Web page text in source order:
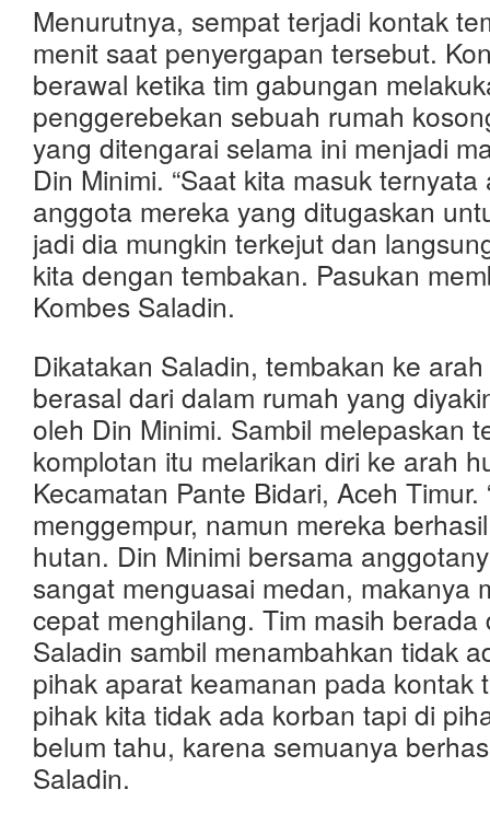
Menurutnya, sempat terjadi kontak
menit saat penyergapan tersebut.
berawal ketika tim gabungan
penggerebekan sebuah rumah
yang ditengarai selama ini menjadi
Din Minimi. “Saat kita masuk
anggota mereka yang ditugaskan
jadi dia mungkin terkejut dan
kita dengan tembakan. Pasukan
Kombes Saladin.
Dikatakan Saladin, tembakan ke
berasal dari dalam rumah yang
oleh Din Minimi. Sambil melepaskan
komplotan itu melarikan diri ke arah
Kecamatan Pante Bidari, Aceh Timur.
menggempur, namun mereka
hutan. Din Minimi bersama
sangat menguasai medan, makanya
cepat menghilang. Tim masih berada
Saladin sambil menambahkan tidak
pihak aparat keamanan pada kontak
pihak kita tidak ada korban tapi di
belum tahu, karena semuanya
Saladin.